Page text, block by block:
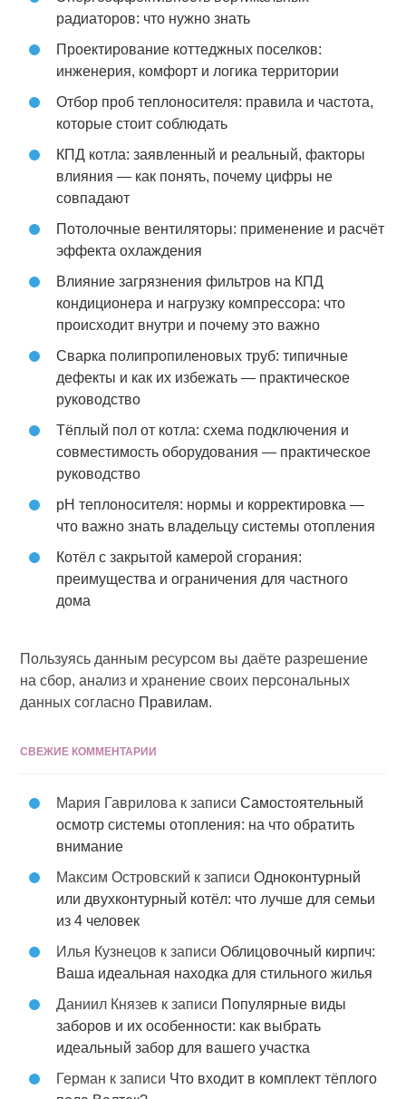
радиаторов: что нужно знать
Проектирование коттеджных поселков:
инженерия, комфорт и логика территории
Отбор проб теплоносителя: правила и частота,
которые стоит соблюдать
КПД котла: заявленный и реальный, факторы
влияния — как понять, почему цифры не
совпадают
Потолочные вентиляторы: применение и расчёт
эффекта охлаждения
Влияние загрязнения фильтров на КПД
кондиционера и нагрузку компрессора: что
происходит внутри и почему это важно
Сварка полипропиленовых труб: типичные
дефекты и как их избежать — практическое
руководство
Тёплый пол от котла: схема подключения и
совместимость оборудования — практическое
руководство
pH теплоносителя: нормы и корректировка —
что важно знать владельцу системы отопления
Котёл с закрытой камерой сгорания:
преимущества и ограничения для частного
дома
Пользуясь данным ресурсом вы даёте разрешение
на сбор, анализ и хранение своих персональных
данных согласно Правилам.
СВЕЖИЕ КОММЕНТАРИИ
Мария Гаврилова к записиСамостоятельный
осмотр системы отопления: на что обратить
внимание
Максим Островский к записиОдноконтурный
или двухконтурный котёл: что лучше для семьи
из 4 человек
Илья Кузнецов к записиОблицовочный кирпич:
Ваша идеальная находка для стильного жилья
Даниил Князев к записи Популярные виды
заборов и их особенности: как выбрать
идеальный забор для вашего участка
Герман к записи Что входит в комплект тёплого